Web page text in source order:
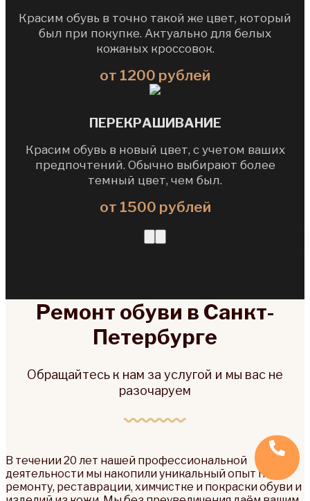
Красим обувь в точно такой же цвет, который
был при покупке. Актуально для белых
кожаных кроссовок.
от 1200 рублей
ПЕРЕКРАШИВАНИЕ
Красим обувь в новый цвет, c учетом ваших
предпочтений. Обычно выбирают более
темный цвет, чем был.
от 1500 рублей
Ремонт обуви в Санкт-
Петербурге
Обращайтесь к нам за услугой и мы вас не
разочаруем
В течении 20 лет нашей профессиональной
деятельности мы накопили уникальный опыт по
ремонту, реставрации, химчистке и покраски обуви и